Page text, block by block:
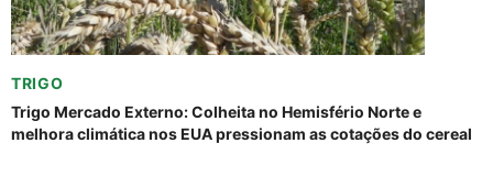
TRIGO
Trigo Mercado Externo: Colheita no Hemisfério Norte e
melhora climática nos EUA pressionam as cotações do cereal